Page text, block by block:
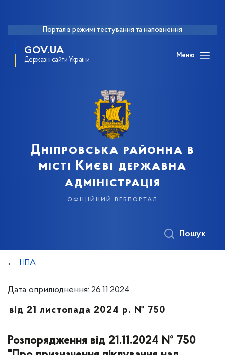
Портал в режимі тестування та наповнення
GOV.UA
Державні сайти України
Меню
Дніпровська районна в
місті Києві державна
адміністрація
офіційний вебпортал
Пошук
НПА
Дата оприлюднення: 26.11.2024
від 21 листопада 2024 р. № 750
Розпорядження від 21.11.2024 № 750